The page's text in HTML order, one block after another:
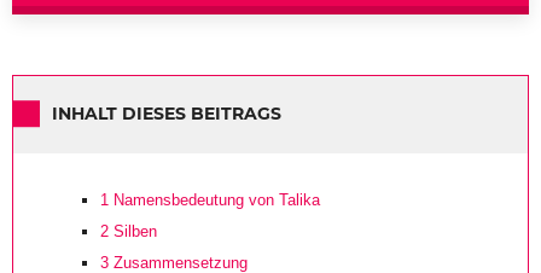
INHALT DIESES BEITRAGS
1 Namensbedeutung von Talika
2 Silben
3 Zusammensetzung